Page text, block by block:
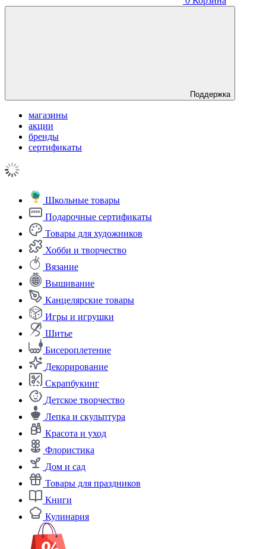
Поддержка
магазины
акции
бренды
сертификаты
Школьные товары
Подарочные сертификаты
Товары для художников
Хобби и творчество
Вязание
Вышивание
Канцелярские товары
Игры и игрушки
Шитье
Бисероплетение
Декорирование
Скрапбукинг
Детское творчество
Лепка и скульптура
Красота и уход
Флористика
Дом и сад
Товары для праздников
Книги
Кулинария